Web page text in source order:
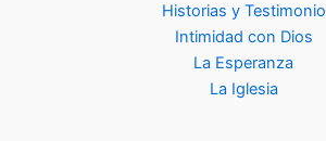
Historias y Testimonio
Intimidad con Dios
La Esperanza
La Iglesia